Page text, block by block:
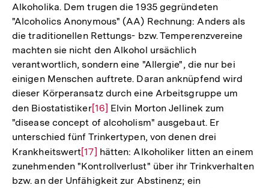
Alkoholika. Dem trugen die 1935 gegründeten
"Alcoholics Anonymous" (AA) Rechnung: Anders als
die traditionellen Rettungs- bzw. Temperenzvereine
machten sie nicht den Alkohol ursächlich
verantwortlich, sondern eine "Allergie", die nur bei
einigen Menschen auftrete. Daran anknüpfend wird
dieser Körperansatz durch eine Arbeitsgruppe um
den BiostatistikerZur
Auflösung
der
Fußnote
[16] Elvin Morton Jellinek zum
"disease concept of alcoholism" ausgebaut. Er
unterschied fünf Trinkertypen, von denen drei
KrankheitswertZur
Auflösung
der
[17] hätten: Alkoholiker litten an einem
zunehmenden "Kontrollverlust" über ihr Trinkverhalten
bzw. an der Unfähigkeit zur Abstinenz; ein